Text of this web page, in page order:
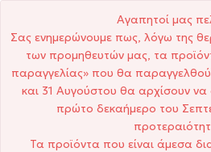
Αγαπητοί μας
Σας ενημερώνουμε πως, λόγω της
των προμηθευτών μας, τα
παραγγελίας» που θα
και 31 Αυγούστου θα αρχίσουν
πρώτο δεκαήμερο του
Τα προϊόντα που είναι άμεσα